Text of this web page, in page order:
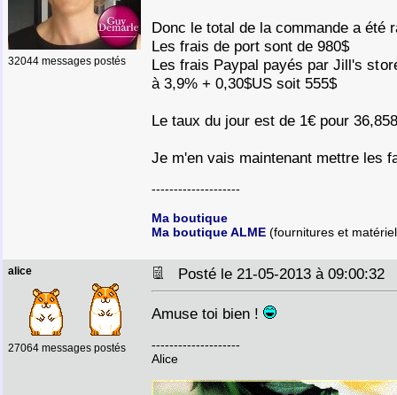
32044 messages postés
Donc le total de la commande a été
Les frais de port sont de 980$
Les frais Paypal payés par Jill's
à 3,9% + 0,30$US soit 555$
Le taux du jour est de 1€ pour
Je m'en vais maintenant mettre les
--------------------
Ma boutique
Ma boutique ALME (fournitures et
alice
27064 messages postés
Posté le 21-05-2013 à 09:00:32
Amuse toi bien !
--------------------
Alice